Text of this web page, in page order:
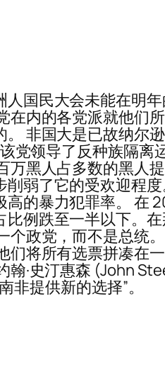
国民大会未能在明
在内的各党派就他们
非国大是已故纳尔
党领导了反种族隔
黑人占多数的黑人
弱了它的受欢迎程
的暴力犯罪率。 在
例跌至一半以下。
政党，而不是总统
将所有选票拼凑在
·史汀惠森 (John
非提供新的选择”。